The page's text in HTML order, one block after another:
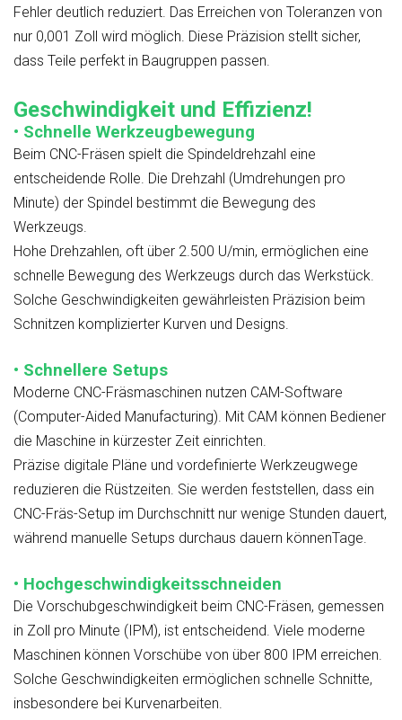
Fehler deutlich reduziert. Das Erreichen von Toleranzen von
nur 0,001 Zoll wird möglich. Diese Präzision stellt sicher,
dass Teile perfekt in Baugruppen passen.
Geschwindigkeit und Effizienz!
• Schnelle Werkzeugbewegung
Beim CNC-Fräsen spielt die Spindeldrehzahl eine
entscheidende Rolle. Die Drehzahl (Umdrehungen pro
Minute) der Spindel bestimmt die Bewegung des
Werkzeugs.
Hohe Drehzahlen, oft über 2.500 U/min, ermöglichen eine
schnelle Bewegung des Werkzeugs durch das Werkstück.
Solche Geschwindigkeiten gewährleisten Präzision beim
Schnitzen komplizierter Kurven und Designs.
• Schnellere Setups
Moderne CNC-Fräsmaschinen nutzen CAM-Software
(Computer-Aided Manufacturing). Mit CAM können Bediener
die Maschine in kürzester Zeit einrichten.
Präzise digitale Pläne und vordefinierte Werkzeugwege
reduzieren die Rüstzeiten. Sie werden feststellen, dass ein
CNC-Fräs-Setup im Durchschnitt nur wenige Stunden dauert,
während manuelle Setups durchaus dauern könnenTage.
• Hochgeschwindigkeitsschneiden
Die Vorschubgeschwindigkeit beim CNC-Fräsen, gemessen
in Zoll pro Minute (IPM), ist entscheidend. Viele moderne
Maschinen können Vorschübe von über 800 IPM erreichen.
Solche Geschwindigkeiten ermöglichen schnelle Schnitte,
insbesondere bei Kurvenarbeiten.